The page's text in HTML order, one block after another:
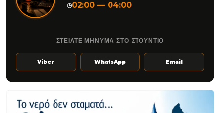
◷02:00 — 04:00
ΣΤΕΙΛΤΕ ΜΗΝΥΜΑ ΣΤΟ ΣΤΟΥΝΤΙΟ
Viber WhatsApp Email